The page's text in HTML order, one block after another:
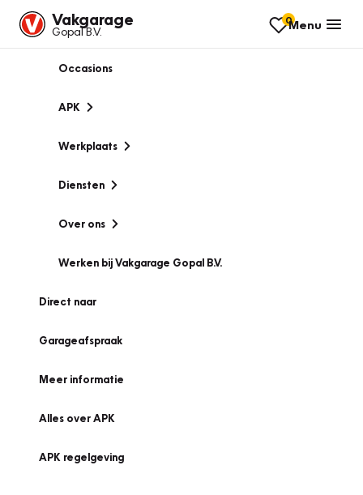
Vakgarage
Gopal B.V.
0Menu
Occasions
APK
Werkplaats
Diensten
Over ons
Werken bij Vakgarage Gopal B.V.
Direct naar
Garageafspraak
Meer informatie
Alles over APK
APK regelgeving